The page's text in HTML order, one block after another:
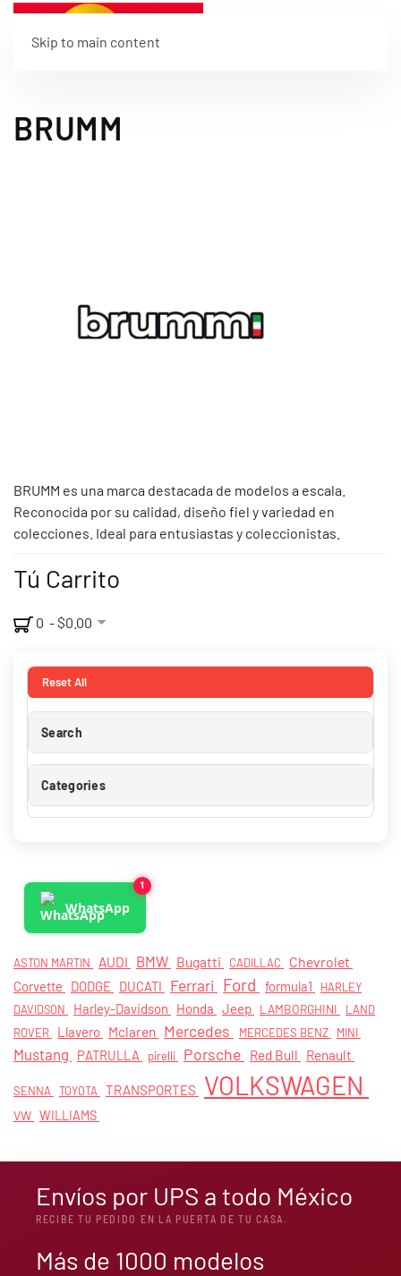
Skip to main content
BRUMM
BRUMM es una marca destacada de modelos a escala.
Reconocida por su calidad, diseño fiel y variedad en
colecciones. Ideal para entusiastas y coleccionistas.
Tú Carrito
0 - $0.00
Reset All
Search
Categories
WhatsApp
1
ASTON MARTIN AUDI BMW Bugatti CADILLAC Chevrolet
Corvette DODGE DUCATI Ferrari Ford formula1
HARLEY
DAVIDSON
Harley-Davidson Honda Jeep LAMBORGHINI
LAND
ROVER
Llavero Mclaren Mercedes MERCEDES BENZ MINI
Mustang PATRULLA pirelli Porsche Red Bull Renault
SENNA TOYOTA TRANSPORTES VOLKSWAGEN
VW WILLIAMS
Envíos por UPS a todo México
RECIBE TU PEDIDO EN LA PUERTA DE TU CASA.
Más de 1000 modelos